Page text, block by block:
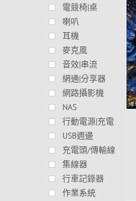
電競椅|桌
喇叭
耳機
麥克風
音效|串流
網通|分享器
網路攝影機
NAS
行動電源|充電
USB週邊
充電頭/傳輸線
集線器
行車記錄器
作業系統